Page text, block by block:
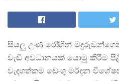
සියලු උණ රෝගීන්
වැඩි අවධානයක් යොමු කිරීම
වැදගත්කම ඩෙංගු මර්දන